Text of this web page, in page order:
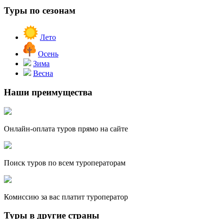
Туры по сезонам
Лето
Осень
Зима
Весна
Наши преимущества
Онлайн-оплата туров прямо на сайте
Поиск туров по всем туроператорам
Комиссию за вас платит туроператор
Туры в другие страны